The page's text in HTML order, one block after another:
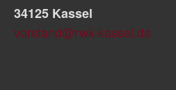
34125 Kassel
vorstand@rwk-kassel.de